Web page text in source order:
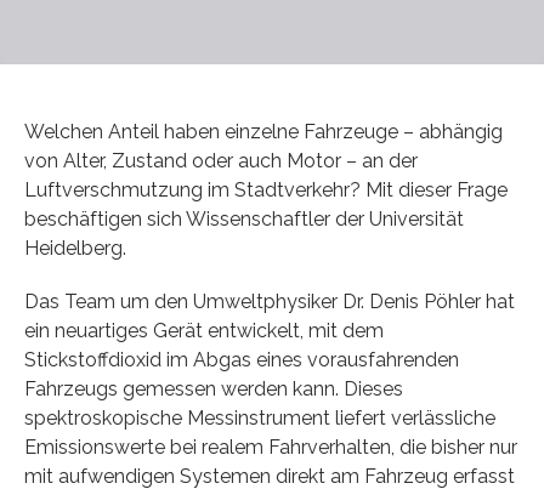
Welchen Anteil haben einzelne Fahrzeuge – abhängig
von Alter, Zustand oder auch Motor – an der
Luftverschmutzung im Stadtverkehr? Mit dieser Frage
beschäftigen sich Wissenschaftler der Universität
Heidelberg.
Das Team um den Umweltphysiker Dr. Denis Pöhler hat
ein neuartiges Gerät entwickelt, mit dem
Stickstoffdioxid im Abgas eines vorausfahrenden
Fahrzeugs gemessen werden kann. Dieses
spektroskopische Messinstrument liefert verlässliche
Emissionswerte bei realem Fahrverhalten, die bisher nur
mit aufwendigen Systemen direkt am Fahrzeug erfasst